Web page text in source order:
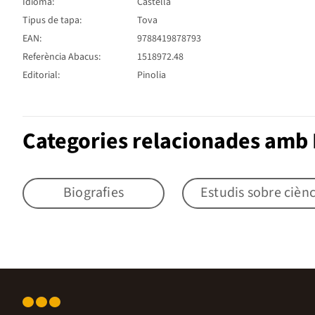
Tipus de tapa:
Tova
EAN:
9788419878793
Referència Abacus:
1518972.48
Editorial:
Pinolia
Categories relacionades
Biografies Estudis sobre